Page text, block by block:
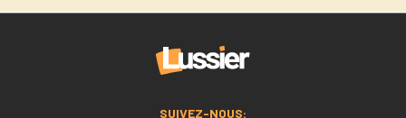
SUIVEZ-NOUS: